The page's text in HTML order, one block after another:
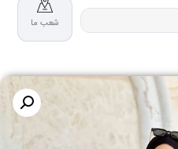
شعب ما